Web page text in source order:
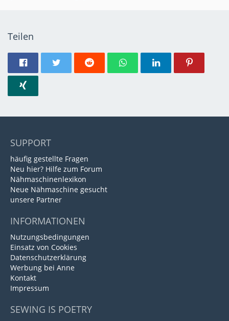
Teilen
SUPPORT
häufig gestellte Fragen
Neu hier? Hilfe zum Forum
Nähmaschinenlexikon
Neue Nähmaschine gesucht
unsere Partner
INFORMATIONEN
Nutzungsbedingungen
Einsatz von Cookies
Datenschutzerklärung
Werbung bei Anne
Kontakt
Impressum
SEWING IS POETRY